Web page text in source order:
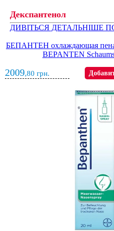
Декспантенол
ДИВІТЬСЯ ДЕТАЛЬНІШЕ
БЕПАНТЕН охлаждающая пена
BEPANTEN
2009,80 грн.